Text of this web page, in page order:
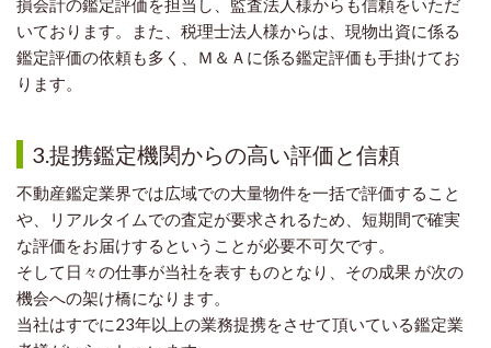
損会計の鑑定評価を担当し、監査法人様からも信頼をいただ
いております。また、税理士法人様からは、現物出資に係る
鑑定評価の依頼も多く、Ｍ＆Ａに係る鑑定評価も手掛けてお
ります。
3.提携鑑定機関からの高い評価と信頼
不動産鑑定業界では広域での大量物件を一括で評価すること
や、リアルタイムでの査定が要求されるため、短期間で確実
な評価をお届けするというこ とが必要不可欠です。
そして日々の仕事が当社を表すものとなり、その成果 が次の
機会への架け橋になります。
当社はすでに23年以上の業務提携をさせて頂いている鑑定業